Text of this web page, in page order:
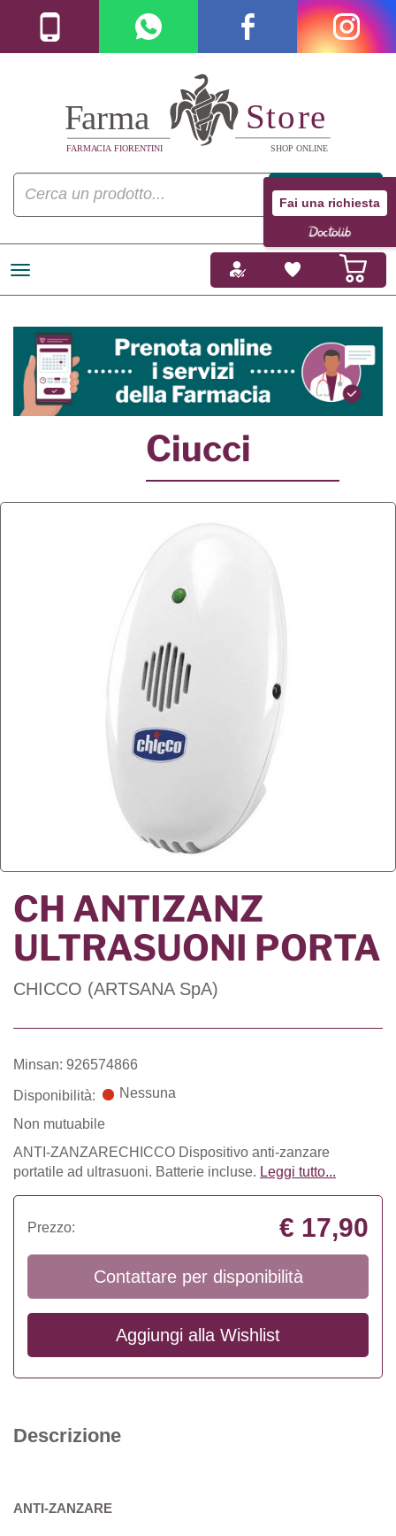
Fai una richiesta
Ciucci
CH ANTIZANZ
ULTRASUONI PORTA
CHICCO (ARTSANA SpA)
Minsan: 926574866
Disponibilità: Nessuna
Non mutuabile
ANTI-ZANZARECHICCO Dispositivo anti-zanzare
portatile ad ultrasuoni. Batterie incluse. Leggi tutto...
Prezzo: € 17,90
Contattare per disponibilità
Aggiungi alla Wishlist
Descrizione
ANTI-ZANZARE